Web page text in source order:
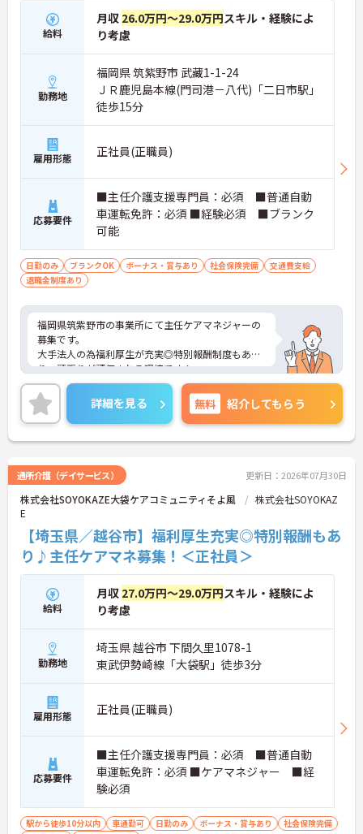
給料
月収 26.0万円～29.0万円スキル・経験によ
り考慮
勤務地
福岡県 筑紫野市 武藏1-1-24
ＪＲ鹿児島本線(門司港－八代)「二日市駅」
徒歩15分
雇用形態 正社員(正職員)
応募要件
■主任介護支援専門員：必須 ■普通自動
車運転免許：必須 ■経験必須 ■ブランク
可能
日勤のみ ブランクOK ボーナス・賞与あり 社会保険完備
交通費支給
退職金制度あり
福岡県筑紫野市の事業所にて主任ケアマネジャーの
募集です。
大手法人の為福利厚生が充実◎特別報酬制度もあ
り、頑張りが評価される環境です！
リフレッシュ休暇が年間17日とプライベートとの両
立も可能です。
ご興味のある方には、面接対策ポイントなどさらに
詳細をお話いたしますので、お気軽にご相談くださ
い。
詳細を見る 無料 紹介してもらう
通所介護（デイサービス） 更新日：2026年07月30日
株式会社SOYOKAZE大袋ケアコミュニティそよ風
株式会社SOYOKAZ
E
【埼玉県／越谷市】福利厚生充実◎特別報酬もあ
り♪主任ケアマネ募集！＜正社員＞
給料
月収 27.0万円～29.0万円スキル・経験によ
り考慮
勤務地
埼玉県 越谷市 下間久里1078-1
東武伊勢崎線「大袋駅」徒歩3分
雇用形態 正社員(正職員)
応募要件
■主任介護支援専門員：必須 ■普通自動
車運転免許：必須 ■ケアマネジャー ■経
験必須
駅から徒歩10分以内 車通勤可 日勤のみ ボーナス・賞与あり
社会保険完備